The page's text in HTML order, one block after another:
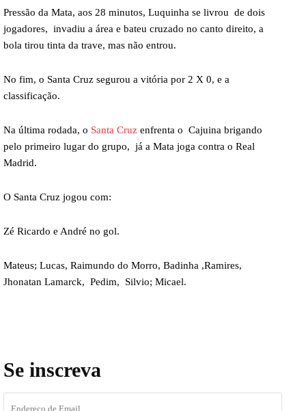
Pressão da Mata, aos 28 minutos, Luquinha se livrou de dois
jogadores, invadiu a área e bateu cruzado no canto direito, a
bola tirou tinta da trave, mas não entrou.
No fim, o Santa Cruz segurou a vitória por 2 X 0, e a
classificação.
Na última rodada, o Santa Cruz enfrenta o Cajuina brigando
pelo primeiro lugar do grupo, já a Mata joga contra o Real
Madrid.
O Santa Cruz jogou com:
Zé Ricardo e André no gol.
Mateus; Lucas, Raimundo do Morro, Badinha ,Ramires,
Jhonatan Lamarck, Pedim, Silvio; Micael.
Se inscreva